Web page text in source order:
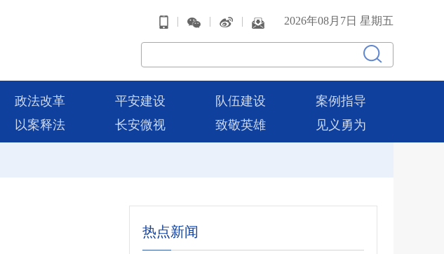
| | | 2026年08月7日 星期五
政法改革 平安建设 队伍建设
案例指导
以案释法 长安微视 致敬英雄 见义勇为
热点新闻